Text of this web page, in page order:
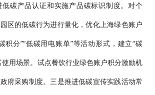
碳产品认证和实施产品碳标识制度。对个
区的低碳行为进行量化，优化上海绿色账户
积分”“低碳用电账单”等活动形式，建立“碳
使用场景。试点餐饮行业绿色账户积分激励机
府采购制度。三是推进低碳宣传实践活动常